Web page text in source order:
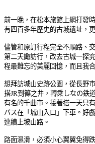
前一晚，在松本旅館上網打發
有四百多年歷史的古城遺址，
儘管和原訂行程完全不順路、
第二天諏訪行，改去古城一探
程最難忘的美麗回憶，而且我
想拜訪城山史跡公園，從長野
搭JR到篠之井，轉乘しなの鉄
有名的千曲市。接著搭一天只
バス在「城山入口」下車。好
連續上坡山路。
路面濕滑，必須小心翼翼免得